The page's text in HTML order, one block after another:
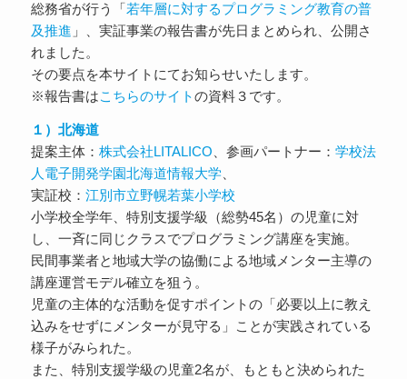
総務省が行う「若年層に対するプログラミング教育の普
及推進 」、実証事業の報告書が先日まとめられ、公開さ
れました。
その要点を本サイトにてお知らせいたします。
※報告書はこちらのサイトの資料３です。
１）北海道
提案主体： 株式会社LITALICO 、参画パートナー： 学校法
人電子開発学園北海道情報大学、
実証校： 江別市立野幌若葉小学校
小学校全学年、特別支援学級（総勢45名）の児童に対
し、一斉に同じクラスでプログラミング講座を実施。
民間事業者と地域大学の協働による地域メンター主導の
講座運営モデル確立を狙う。
児童の主体的な活動を促すポイントの「必要以上に教え
込みをせずにメンターが見守る」ことが実践されている
様子がみられた。
また、特別支援学級の児童2名が、もともと決められた